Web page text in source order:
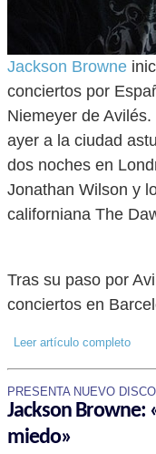
Jackson Browne
conciertos por
Niemeyer de
ayer a la ciudad
dos noches en
Jonathan Wilson y
californiana The
Tras su paso por
conciertos en
Leer artículo completo
PRESENTA NUEVO DISCO
Jackson Browne:
miedo»